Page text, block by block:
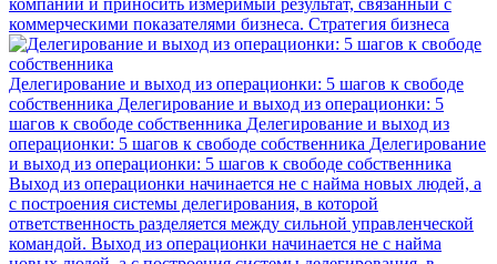
коммерческими показателями бизнеса. Стратегия бизнеса
Делегирование и выход из операционки: 5 шагов к свободе
собственника Делегирование и выход из операционки: 5
шагов к свободе собственника Делегирование и выход из
операционки: 5 шагов к свободе собственника Делегирование
и выход из операционки: 5 шагов к свободе собственника
Выход из операционки начинается не с найма новых людей, а
с построения системы делегирования, в которой
ответственность разделяется между сильной управленческой
командой. Выход из операционки начинается не с найма